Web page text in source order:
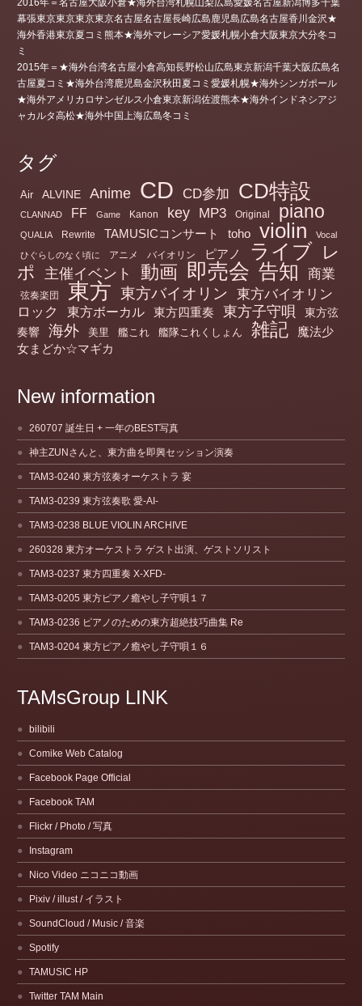
2016年＝名古屋大阪小倉★海外台湾札幌山梨広島愛媛名古屋新潟博多千葉
幕張東京東京東京東京名古屋名古屋長崎広島鹿児島広島名古屋香川金沢★
海外香港東京夏コミ熊本★海外マレーシア愛媛札幌小倉大阪東京大分冬コ
ミ
2015年＝★海外台湾名古屋小倉高知長野松山広島東京新潟千葉大阪広島名
古屋夏コミ★海外台湾鹿児島金沢秋田夏コミ愛媛札幌★海外シンガポール
★海外アメリカロサンゼルス小倉東京新潟佐渡熊本★海外インドネシアジ
ャカルタ高松★海外中国上海広島冬コミ
タグ
Air ALVINE Anime CD CD参加 CD特設
CLANNAD FF Game Kanon key MP3 Original piano
QUALIA Rewrite TAMUSICコンサート toho violin Vocal
ひぐらしのなく頃に アニメ バイオリン ピアノ ライブ レ
ポ
主催イベント 動画 即売会 告知 商業
弦奏楽団 東方 東方バイオリン
東方バイオリン
ロック
東方ボーカル 東方四重奏 東方子守唄
東方弦
奏響
海外 美里 艦これ 艦隊これくしょん 雑記
魔法少
女まどか☆マギカ
New information
260707 誕生日 + 一年のBEST写真
神主ZUNさんと、東方曲を即興セッション演奏
TAM3-0240 東方弦奏オーケストラ 宴
TAM3-0239 東方弦奏歌 愛-AI-
TAM3-0238 BLUE VIOLIN ARCHIVE
260328 東方オーケストラ ゲスト出演、ゲストソリスト
TAM3-0237 東方四重奏 X-XFD-
TAM3-0205 東方ピアノ癒やし子守唄１７
TAM3-0236 ピアノのための東方超絶技巧曲集 Re
TAM3-0204 東方ピアノ癒やし子守唄１６
TAMsGroup LINK
bilibili
Comike Web Catalog
Facebook Page Official
Facebook TAM
Flickr / Photo / 写真
Instagram
Nico Video ニコニコ動画
Pixiv / illust / イラスト
SoundCloud / Music / 音楽
Spotify
TAMUSIC HP
Twitter TAM Main